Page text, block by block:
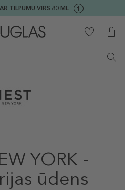
TILPUMU VIRS 80 ML
YORK -
ūdens